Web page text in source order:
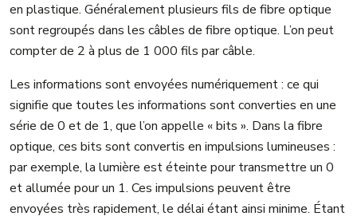
en plastique. Généralement plusieurs fils de fibre optique
sont regroupés dans les câbles de fibre optique. L’on peut
compter de 2 à plus de 1 000 fils par câble.
Les informations sont envoyées numériquement : ce qui
signifie que toutes les informations sont converties en une
série de 0 et de 1, que l’on appelle « bits ». Dans la fibre
optique, ces bits sont convertis en impulsions lumineuses :
par exemple, la lumière est éteinte pour transmettre un 0
et allumée pour un 1. Ces impulsions peuvent être
envoyées très rapidement, le délai étant ainsi minime. Étant